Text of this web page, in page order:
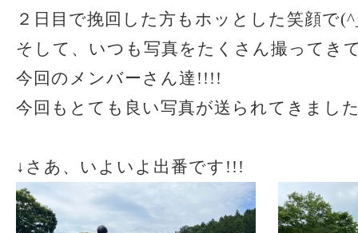
２日目で挽回した方もホッとした笑顔で
そして、いつも写真をたくさん撮ってき
今回のメンバーさん達!!!!
今回もとても良い写真が送られてきまし
↓さあ、いよいよ出番です!!!